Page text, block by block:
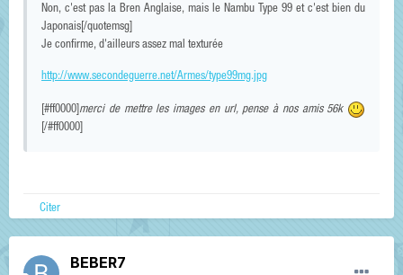
Non, c'est pas la Bren Anglaise, mais le Nambu Type 99 et c'est bien du
Japonais[/quotemsg]
Je confirme, d'ailleurs assez mal texturée
http://www.secondeguerre.net/Armes/type99mg.jpg
[#ff0000] merci de mettre les images en url, pense à nos amis 56k
[/#ff0000]
Citer
BEBER7